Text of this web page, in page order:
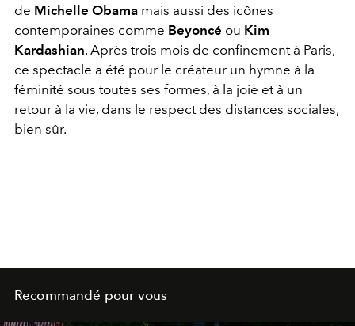
de Michelle Obama mais aussi des icônes
contemporaines comme Beyoncé ou Kim
Kardashian. Après trois mois de confinement à Paris,
ce spectacle a été pour le créateur un hymne à la
féminité sous toutes ses formes, à la joie et à un
retour à la vie, dans le respect des distances sociales,
bien sûr.
Recommandé pour vous